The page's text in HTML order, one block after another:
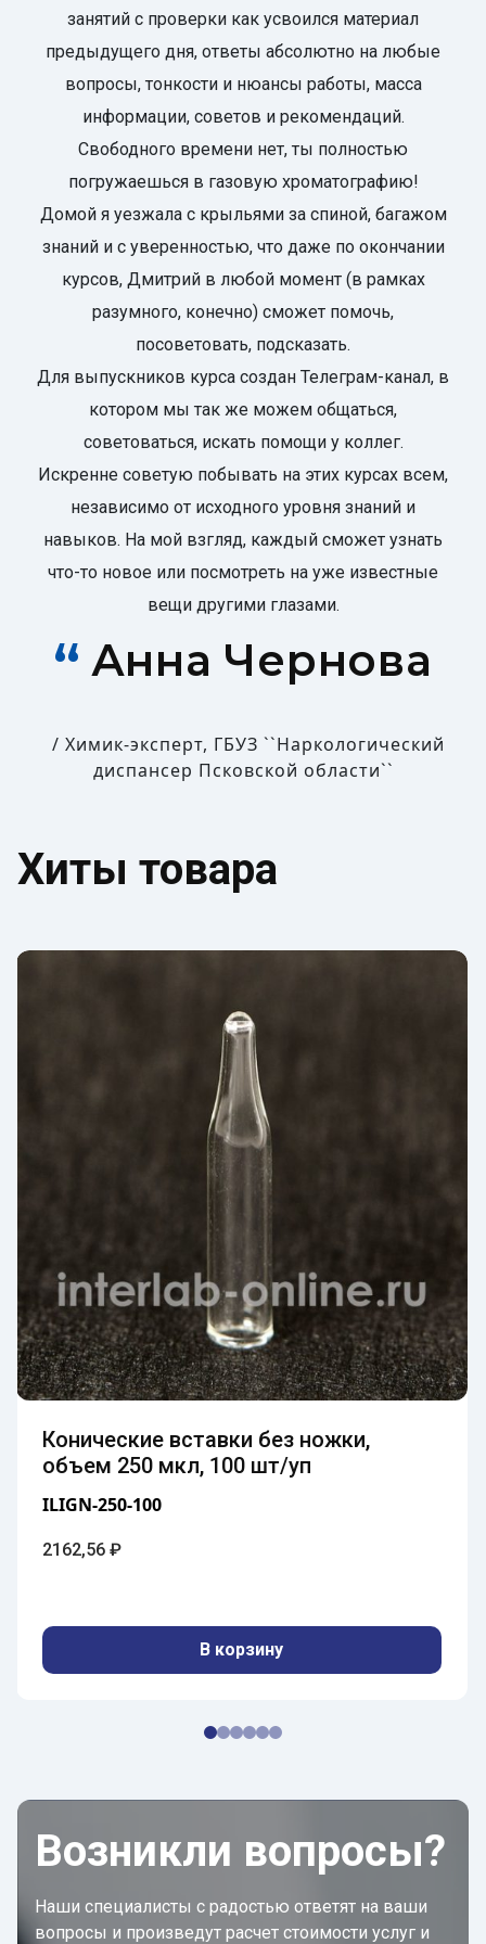
занятий с проверки как усвоился материал
предыдущего дня, ответы абсолютно на любые
вопросы, тонкости и нюансы работы, масса
информации, советов и рекомендаций.
Свободного времени нет, ты полностью
погружаешься в газовую хроматографию!
Домой я уезжала с крыльями за спиной, багажом
знаний и с уверенностью, что даже по окончании
курсов, Дмитрий в любой момент (в рамках
разумного, конечно) сможет помочь,
посоветовать, подсказать.
Для выпускников курса создан Телеграм-канал, в
котором мы так же можем общаться,
советоваться, искать помощи у коллег.
Искренне советую побывать на этих курсах всем,
независимо от исходного уровня знаний и
навыков. На мой взгляд, каждый сможет узнать
что-то новое или посмотреть на уже известные
вещи другими глазами.
Анна Чернова
Химик-эксперт, ГБУЗ ``Наркологический
диспансер Псковской области``
Хиты товара
Конические вставки без ножки,
объем 250 мкл, 100 шт/уп
ILIGN-250-100
2162,56₽
В корзину
Возникли вопросы?
Наши специалисты с радостью ответят на ваши
вопросы и произведут расчет стоимости услуг и